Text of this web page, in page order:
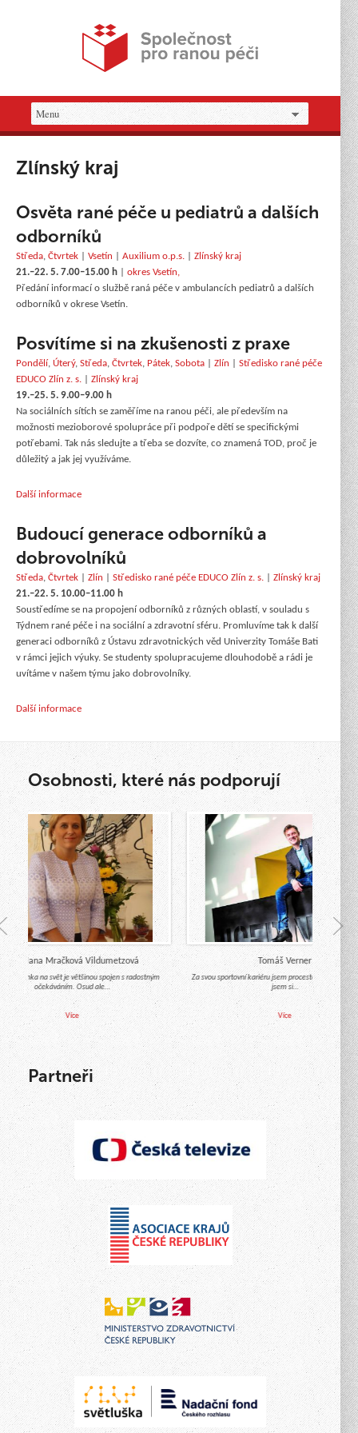
Zlínský kraj
Osvěta rané péče u pediatrů a dalších
odborníků
Středa, Čtvrtek Vsetín Auxilium o.p.s.
Zlínský kraj
21.–22. 5. 7.00–15.00 h
okres Vsetín,
Předání informací o službě raná péče v ambulancích pediatrů a dalších
odborníků v okrese Vsetín.
Posvítíme si na zkušenosti z praxe
Pondělí, Úterý, Středa, Čtvrtek, Pátek, Sobota Zlín
Středisko rané péče
EDUCO Zlín z. s.
Zlínský kraj
19.–25. 5. 9.00–9.00 h
Na sociálních sítích se zaměříme na ranou péči, ale především na
možnosti mezioborové spolupráce při podpoře dětí se specifickými
potřebami. Tak nás sledujte a třeba se dozvíte, co znamená TOD, proč je
důležitý a jak jej využíváme.
Další informace
Budoucí generace odborníků a
dobrovolníků
Středa, Čtvrtek Zlín Středisko rané péče EDUCO Zlín z. s.
Zlínský kraj
21.–22. 5. 10.00–11.00 h
Soustředíme se na propojení odborníků z různých oblastí, v souladu s
Týdnem rané péče i na sociální a zdravotní sféru. Promluvíme tak k další
generaci odborníků z Ústavu zdravotnických věd Univerzity Tomáše Bati
v rámci jejich výuky. Se studenty spolupracujeme dlouhodobě a rádi je
uvítáme v našem týmu jako dobrovolníky.
Další informace
Osobnosti, které nás podporují
Mgr. Jana Mračková Vildumetzová
miminka na svět je většinou spojen s radostným
očekáváním. Osud ale…
Více
Tomáš Verner
Za svou sportovní kariéru jsem procestoval celý svět a
jsem si…
Více
Partneři